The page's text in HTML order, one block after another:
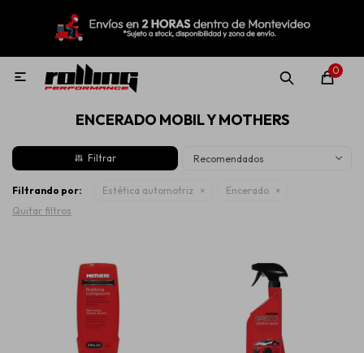
0

ENCERADO MOBIL Y MOTHERS
Recomendados
Filtrando por: Estética automotriz
Encerado
Quitar filtros
MI CUENTA
Nuevo! Rolling Repuestos
Llantas